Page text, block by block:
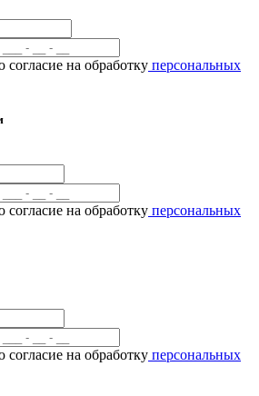
на обработку персональных
на обработку персональных
на обработку персональных